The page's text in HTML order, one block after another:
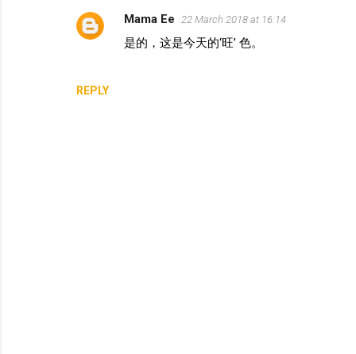
REPLY
Mama Ee 22 March 2018 at 16:14
是的，这是今天的‘旺’ 色。